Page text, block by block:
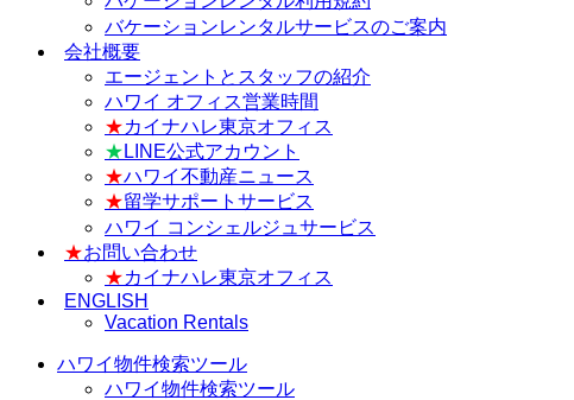
バケーションレンタルサービスのご案内
会社概要
エージェントとスタッフの紹介
ハワイ オフィス営業時間
★カイナハレ東京オフィス
★ LINE公式アカウント
★ハワイ不動産ニュース
★留学サポートサービス
ハワイ コンシェルジュサービス
★お問い合わせ
★カイナハレ東京オフィス
ENGLISH
Vacation Rentals
ハワイ物件検索ツール
ハワイ物件検索ツール